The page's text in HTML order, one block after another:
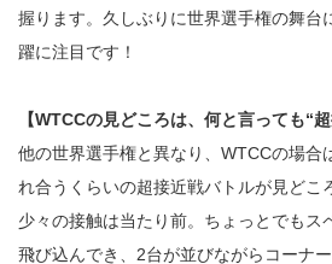
握ります。久しぶりに世界選手権の舞台
躍に注目です！
【WTCCの見どころは、何と言っても“
他の世界選手権と異なり、WTCCの場合
れ合うくらいの超接近戦バトルが見どこ
少々の接触は当たり前。ちょっとでもス
飛び込んでき、2台が並びながらコーナ